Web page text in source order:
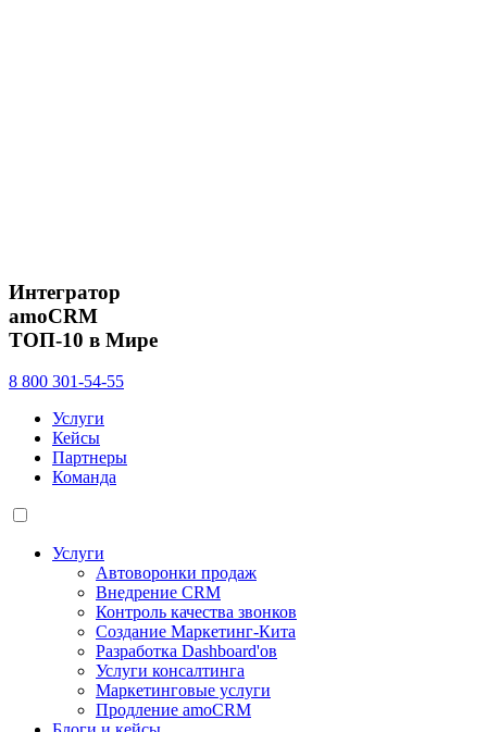
Интегратор
amoCRM
ТОП-10 в Мире
8 800 301-54-55
Услуги
Кейсы
Партнеры
Команда
Услуги
Автоворонки продаж
Внедрение CRM
Контроль качества звонков
Создание Маркетинг-Кита
Разработка Dashboard'ов
Услуги консалтинга
Маркетинговые услуги
Продление amoCRM